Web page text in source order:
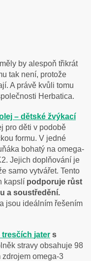
by alespoň třikrát
tak není, protože
A právě kvůli tomu
Herbatica.
– dětské žvýkací
pro děti v podobě
formu. V jedné
bohatý na omega-
Jejich doplňování je
samo vytvářet. Tento
kapslí podporuje růst
a soustředění.
jsou ideálním řešením
tresčích jater s
stravy obsahuje 98
zdrojem omega-3